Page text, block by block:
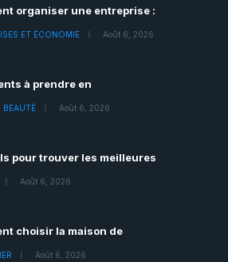
organiser une entreprise :
ET ÉCONOMIE Août 6, 2026
à prendre en
BEAUTÉ Août 6, 2026
pour trouver les meilleures
Août 6, 2026
choisir la maison de
Août 6, 2026